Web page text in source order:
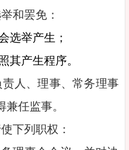
和罢免：
选举产生；
其产生程序。
人、理事、常务理事
任监事。
下列职权：